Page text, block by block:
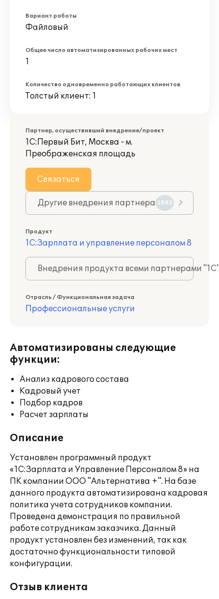
Вариант работы
Файловый
Общее число автоматизированных рабочих мест
1
Количество одновременно работающих клиентов
Толстый клиент: 1
Партнер, осуществивший внедрение/проект
1С:Первый Бит, Москва - м.
Преображенская площадь
Связаться
Другие внедрения партнера 2882
Продукт
1С:Зарплата и управление персоналом 8
Внедрения продукта всеми партнерами
Отрасль / Функциональная задача
Профессиональные услуги
Автоматизированы следующие
функции:
Анализ кадрового состава
Кадровый учет
Подбор кадров
Расчет зарплаты
Описание
Установлен программный продукт
«1С:Зарплата и Управление Персоналом 8» на
ПК компании ООО "Альтернатива +". На базе
данного продукта автоматизирована кадровая
политика учета сотрудников компании.
Проведена демонстрация по правильной
работе сотрудникам заказчика. Данный
продукт установлен без изменений, так как
достаточно функциональности типовой
конфигурации.
Отзыв клиента